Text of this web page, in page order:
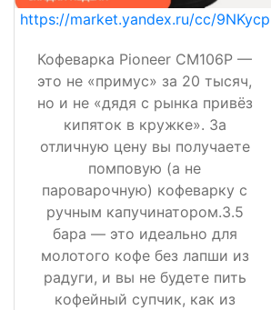
https://market.yandex.ru/cc/9NKycp
Кофеварка Pioneer CM106P —
это не «примус» за 20 тысяч,
но и не «дядя с рынка привёз
кипяток в кружке». За
отличную цену вы получаете
помповую (а не
пароварочную) кофеварку с
ручным капучинатором.3.5
бара — это идеально для
молотого кофе без лапши из
радуги, и вы не будете пить
кофейный супчик, как из